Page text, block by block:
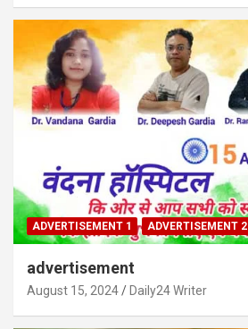
ADVERTISEMENT 1 ADVERTISEMENT 2
advertisement
August 15, 2024 Daily24 Writer